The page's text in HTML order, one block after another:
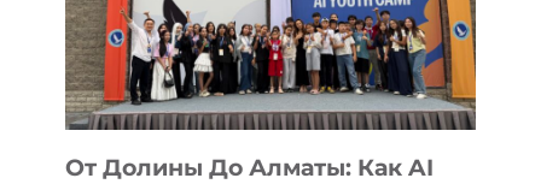
От Долины До Алматы: Как AI